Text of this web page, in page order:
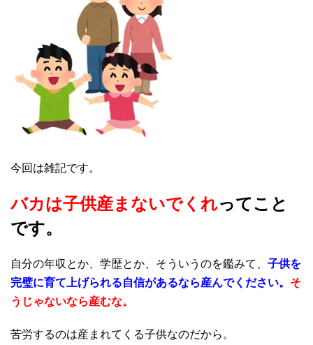
今回は雑記です。
バカは子供産まないでくれってこと
です。
自分の年収とか、学歴とか、そういうのを鑑みて、 子供を
完璧に育て上げられる自信があるなら産んでください。 そ
うじゃないなら産むな。
苦労するのは産まれてくる子供なのだから。